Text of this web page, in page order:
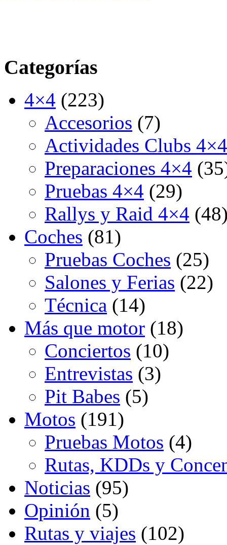
Categorías
4×4 (223)
Accesorios (7)
Actividades Clubs 4×4
Preparaciones 4×4
Pruebas 4×4 (29)
Rallys y Raid 4×4
Coches (81)
Pruebas Coches (25)
Salones y Ferias (22)
Técnica (14)
Más que motor (18)
Conciertos (10)
Entrevistas (3)
Pit Babes (5)
Motos (191)
Pruebas Motos (4)
Rutas, KDDs y
Noticias (95)
Opinión (5)
Rutas y viajes (102)